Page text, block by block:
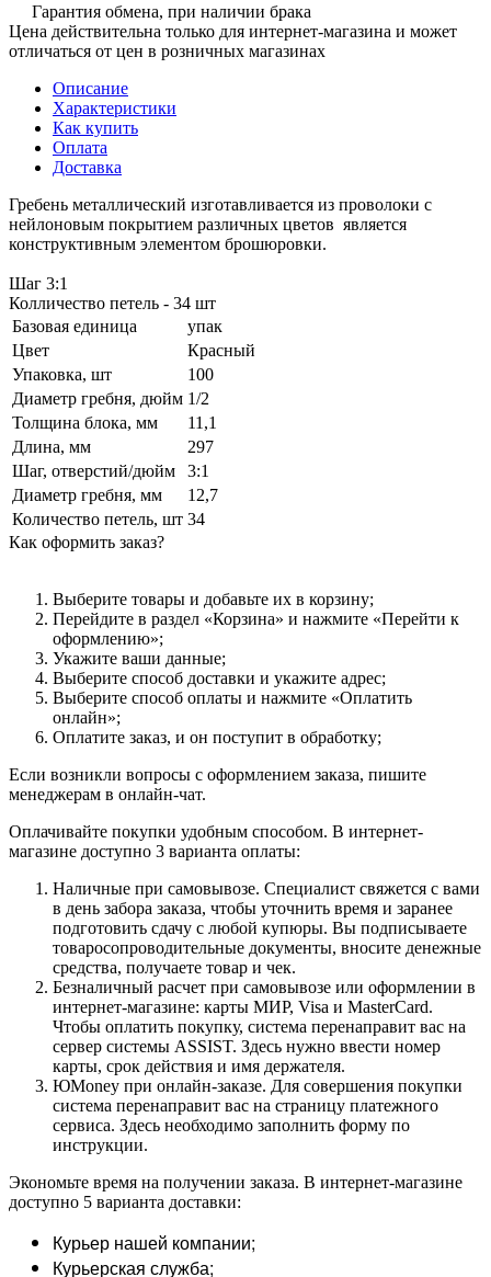
Гарантия обмена, при наличии брака
Цена действительна только для интернет-магазина и может
отличаться от цен в розничных магазинах
Описание
Характеристики
Как купить
Оплата
Доставка
Гребень металлический изготавливается из проволоки с
нейлоновым покрытием различных цветов является
конструктивным элементом брошюровки.
Шаг 3:1
Колличество петель - 34 шт
Базовая единица
упак
Цвет
Красный
Упаковка, шт
100
Диаметр гребня, дюйм 1/2
Толщина блока, мм
11,1
Длина, мм
297
Шаг, отверстий/дюйм
3:1
Диаметр гребня, мм
12,7
Количество петель, шт 34
Как оформить заказ?
Выберите товары и добавьте их в корзину;
Перейдите в раздел «Корзина» и нажмите «Перейти к
оформлению»;
Укажите ваши данные;
Выберите способ доставки и укажите адрес;
Выберите способ оплаты и нажмите «Оплатить
онлайн»;
Оплатите заказ, и он поступит в обработку;
Если возникли вопросы с оформлением заказа, пишите
менеджерам в онлайн-чат.
Оплачивайте покупки удобным способом. В интернет-
магазине доступно 3 варианта оплаты:
Наличные при самовывозе. Специалист свяжется с вами
в день забора заказа, чтобы уточнить время и заранее
подготовить сдачу с любой купюры. Вы подписываете
товаросопроводительные документы, вносите денежные
средства, получаете товар и чек.
Безналичный расчет при самовывозе или оформлении в
интернет-магазине: карты МИР, Visa и MasterCard.
Чтобы оплатить покупку, система перенаправит вас на
сервер системы ASSIST. Здесь нужно ввести номер
карты, срок действия и имя держателя.
ЮMoney при онлайн-заказе. Для совершения покупки
система перенаправит вас на страницу платежного
сервиса. Здесь необходимо заполнить форму по
инструкции.
Экономьте время на получении заказа. В интернет-магазине
доступно 5 варианта доставки:
Курьер нашей компании;
Курьерская служба;